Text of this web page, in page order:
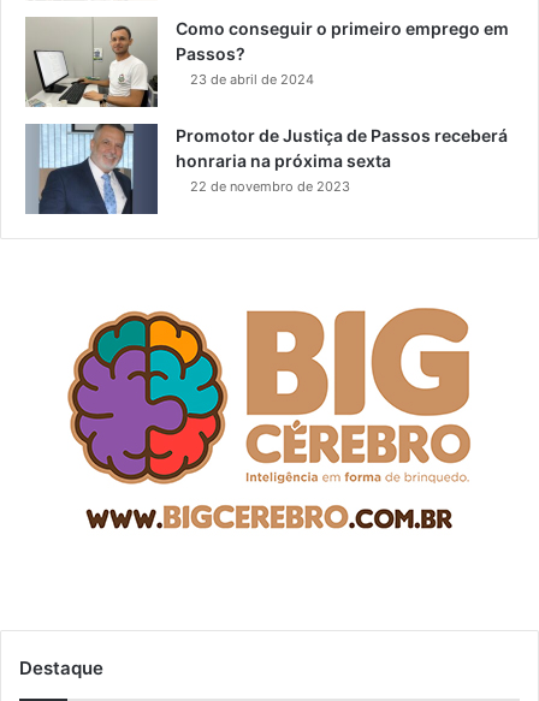
Como conseguir o primeiro emprego em
Passos?
23 de abril de 2024
Promotor de Justiça de Passos receberá
honraria na próxima sexta
22 de novembro de 2023
Destaque